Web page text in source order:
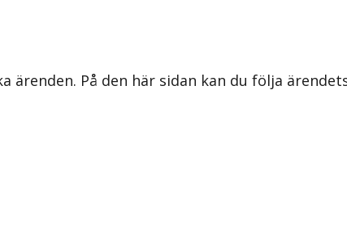
På den här sidan kan du följa